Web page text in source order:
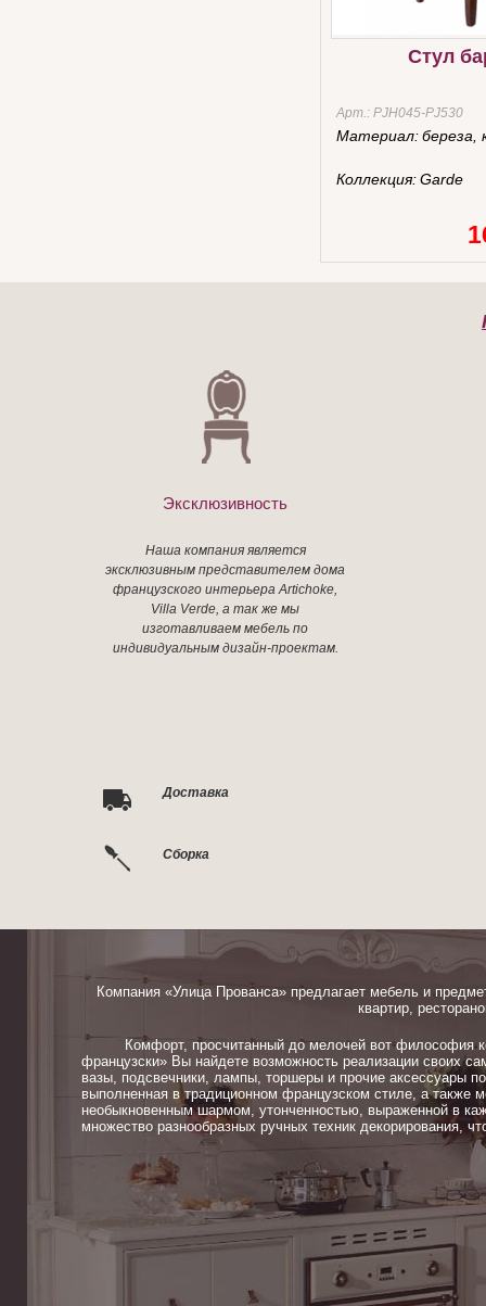
Стул
Арт.: PJH045-PJ530
Материал:береза,
Коллекция:Garde
Эксклюзивность
Наша компания является
эксклюзивным представителем дома
французского интерьера Artichoke,
Villa Verde, а так же мы
изготавливаем мебель по
индивидуальным дизайн-проектам.
Доставка
Сборка
Компания «Улица Прованса» предлагает мебель и
квартир,
Комфорт, просчитанный до мелочей вот философия
французски» Вы найдете возможность реализации своих
вазы, подсвечники, лампы, торшеры и прочие аксессуары
выполненная в традиционном французском стиле, а также
необыкновенным шармом, утонченностью, выраженной в
множество разнообразных ручных техник декорирования,